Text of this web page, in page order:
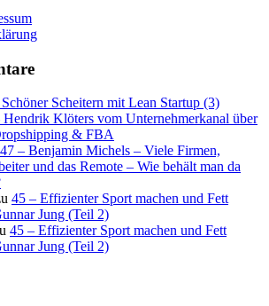
Scheitern mit Lean Startup (3)
Hendrik Klöters vom Unternehmerkanal über
& FBA
47 – Benjamin Michels – Viele Firmen,
und das Remote – Wie behält man da
45 – Effizienter Sport machen und Fett
Jung (Teil 2)
45 – Effizienter Sport machen und Fett
Jung (Teil 2)